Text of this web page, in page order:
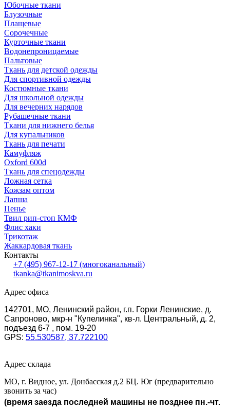
Юбочные ткани
Блузочные
Плащевые
Сорочечные
Курточные ткани
Водонепроницаемые
Пальтовые
Ткань для детской одежды
Для спортивной одежды
Костюмные ткани
Для школьной одежды
Для вечерних нарядов
Рубашечные ткани
Ткани для нижнего белья
Для купальников
Ткань для печати
Камуфляж
Oxford 600d
Ткань для спецодежды
Ложная сетка
Кожзам оптом
Лапша
Пенье
Твил рип-стоп КМФ
Флис хаки
Трикотаж
Жаккардовая ткань
Контакты
+7 (495) 967-12-17 (многоканальный)
tkanka@tkanimoskva.ru
Адрес офиса
142701, МО, Ленинский район, г.п. Горки Ленинские, д.
Сапроново, мкр-н "Купелинка", кв-л. Центральный, д. 2,
подъезд 6-7 , пом. 19-20
GPS: 55.530587, 37.722100
Адрес склада
МО, г. Видное, ул. Донбасская д.2 БЦ. Юг (предварительно
звонить за час)
(время заезда последней машины не позднее пн.-чт.